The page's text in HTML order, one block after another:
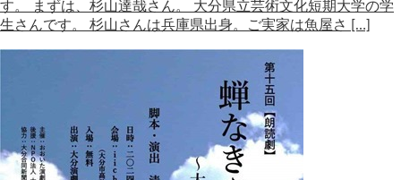
す。 まずは、杉山達哉さん。 大分県立芸術文化短期大学の学
生さんです。 杉山さんは兵庫県出身。ご実家は魚屋さ […]